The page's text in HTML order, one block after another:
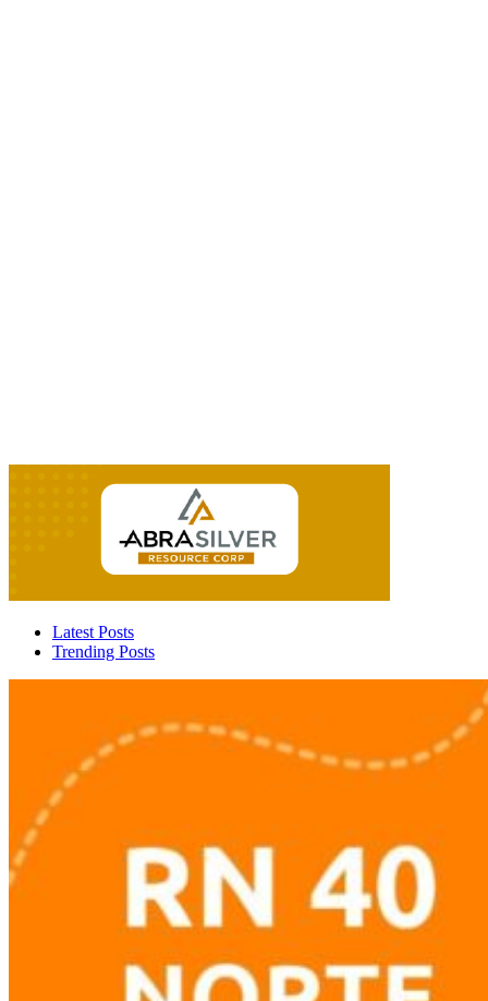
Latest Posts
Trending Posts